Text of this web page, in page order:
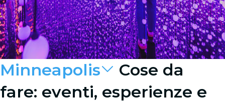
Minneapolis
Cose da
fare: eventi, esperienze e